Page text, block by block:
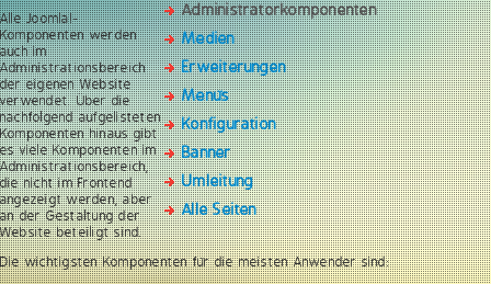
Administratorkomponenten
Medien
Erweiterungen
Menüs
Konfiguration
Banner
Umleitung
Alle Seiten
Alle Joomla!-
Komponenten werden
auch im
Administrationsbereich
der eigenen Website
verwendet. Über die
nachfolgend aufgelisteten
Komponenten hinaus gibt
es viele Komponenten im
Administrationsbereich,
die nicht im Frontend
angezeigt werden, aber
an der Gestaltung der
Website beteiligt sind.
Die wichtigsten Komponenten für die meisten Anwender sind: